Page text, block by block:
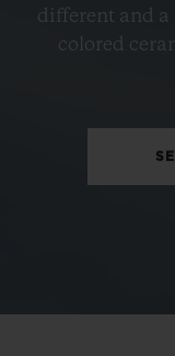
different and a
colored